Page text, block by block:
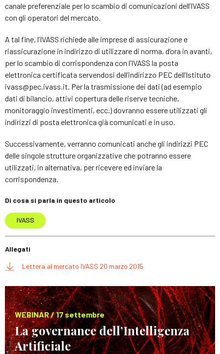
canale preferenziale per lo scambio di comunicazioni dell’IVASS
con gli operatori del mercato.
A tal fine, l’IVASS richiede alle imprese di assicurazione e
riassicurazione in indirizzo di utilizzare di norma, d’ora in avanti,
per lo scambio di corrispondenza con l’IVASS la posta
elettronica certificata servendosi dell’indirizzo PEC dell’Istituto
ivass@pec.ivass.it. Per la trasmissione dei dati (ad esempio
dati di bilancio, attivi copertura delle riserve tecniche,
monitoraggio investimenti, ecc.) dovranno essere utilizzati gli
indirizzi di posta elettronica già comunicati e in uso.
Successivamente, verranno comunicati anche gli indirizzi PEC
delle singole strutture organizzative che potranno essere
utilizzati, in alternativa, per ricevere ed inviare la
corrispondenza.
Di cosa si parla in questo articolo
IVASS
Allegati
Lettera al mercato IVASS 20 marzo 2015
WEBINAR / 17 settembre
La governance dell’Intelligenza
Artificiale